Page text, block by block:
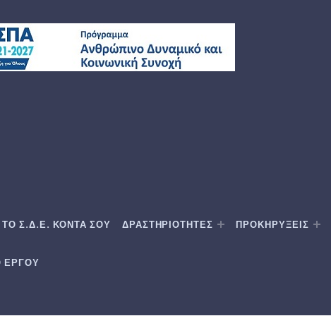
ΤΟ Σ.Δ.Ε. ΚΟΝΤΑ ΣΟΥ ΔΡΑΣΤΗΡΙΟΤΗΤΕΣ ΠΡΟΚΗΡΥΞΕΙΣ
ΕΡΓΟΥ